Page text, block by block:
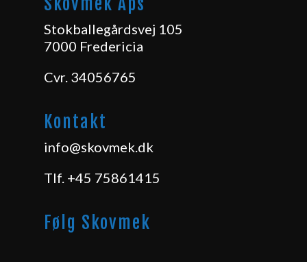
Stokballegårdsvej 105
7000 Fredericia
Cvr. 34056765
Kontakt
info@skovmek.dk
Tlf. +45 75861415
Følg Skovmek